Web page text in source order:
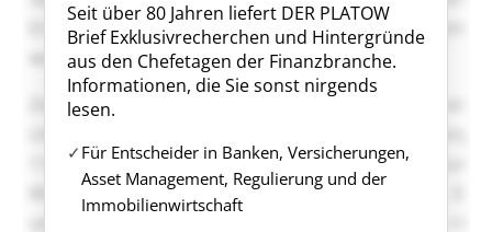
Seit über 80 Jahren liefert DER PLATOW
Brief Exklusivrecherchen und Hintergründe
aus den Chefetagen der Finanzbranche.
Informationen, die Sie sonst nirgends
lesen.
Für Entscheider in Banken, Versicherungen,
Asset Management, Regulierung und der
Immobilienwirtschaft